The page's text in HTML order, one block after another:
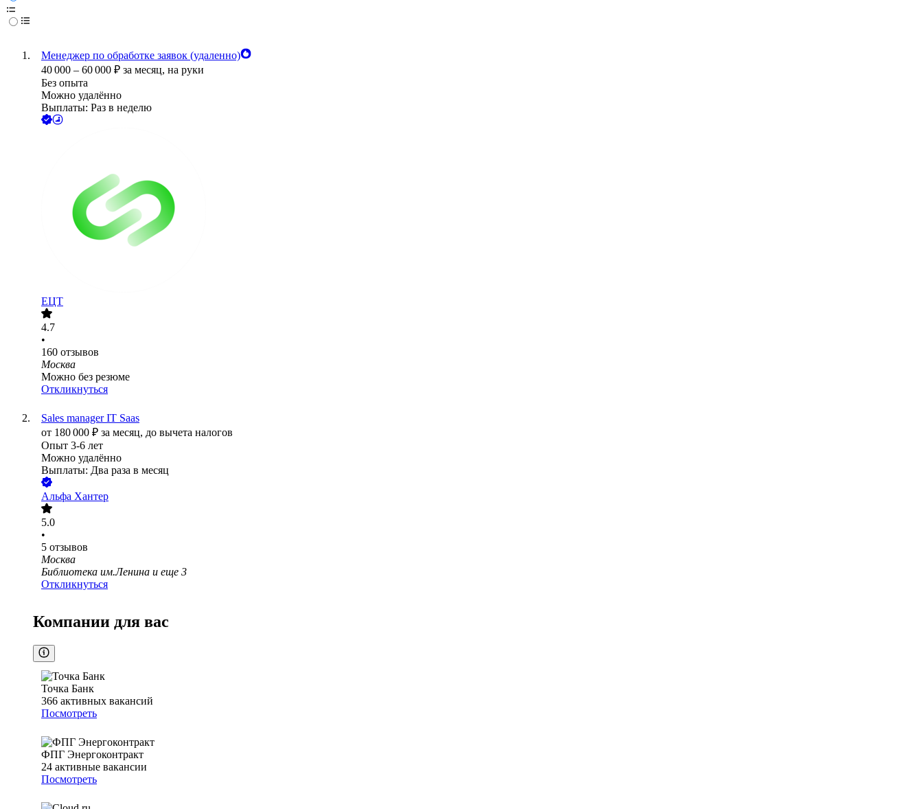
Менеджер по обработке заявок (удаленно)
40 000 – 60 000 ₽ за месяц, на руки
Без опыта
Можно удалённо
Выплаты: Раз в неделю
ЕЦТ
4.7
•
160 отзывов
Москва
Можно без резюме
Откликнуться
Sales manager IT Saas
от 180 000 ₽ за месяц, до вычета налогов
Опыт 3-6 лет
Можно удалённо
Выплаты: Два раза в месяц
Альфа Хантер
5.0
•
5 отзывов
Москва
Библиотека им.Ленина и еще 3
Откликнуться
Компании для вас
Точка Банк
366 активных вакансий
Посмотреть
ФПГ Энергоконтракт
24 активные вакансии
Посмотреть